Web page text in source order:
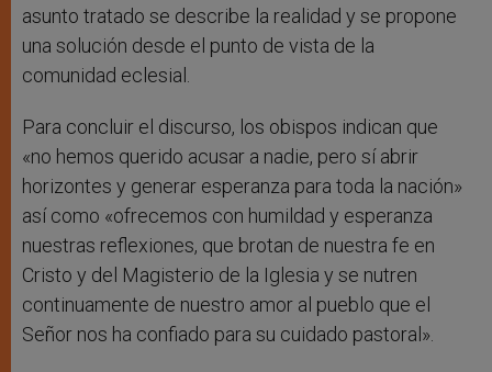
asunto tratado se describe la realidad y se propone
una solución desde el punto de vista de la
comunidad eclesial.
Para concluir el discurso, los obispos indican que
«no hemos querido acusar a nadie, pero sí abrir
horizontes y generar esperanza para toda la nación»
así como «ofrecemos con humildad y esperanza
nuestras reflexiones, que brotan de nuestra fe en
Cristo y del Magisterio de la Iglesia y se nutren
continuamente de nuestro amor al pueblo que el
Señor nos ha confiado para su cuidado pastoral».